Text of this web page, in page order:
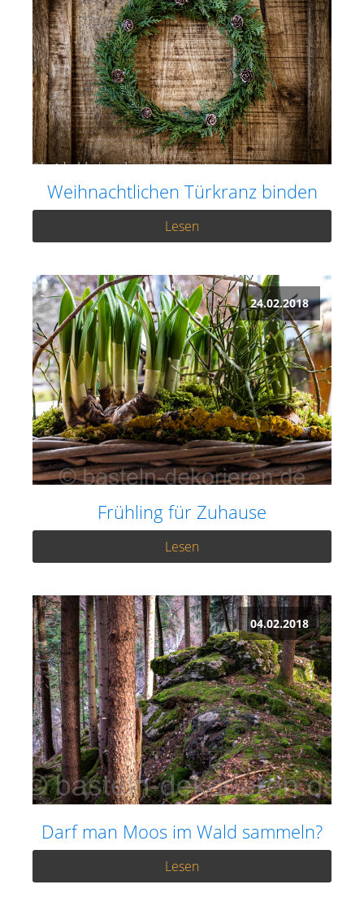
Weihnachtlichen Türkranz binden
Lesen
24.02.2018
Frühling für Zuhause
Lesen
04.02.2018
Darf man Moos im Wald sammeln?
Lesen